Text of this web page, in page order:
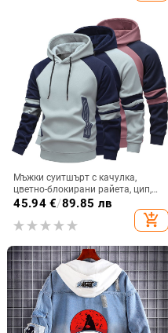
Мъжки суитшърт с качулка,
цветно-блокирани райета, цип,
свободна кройка, дълъг ръкав
45.94€/89.85 лв
add_shopping_cart